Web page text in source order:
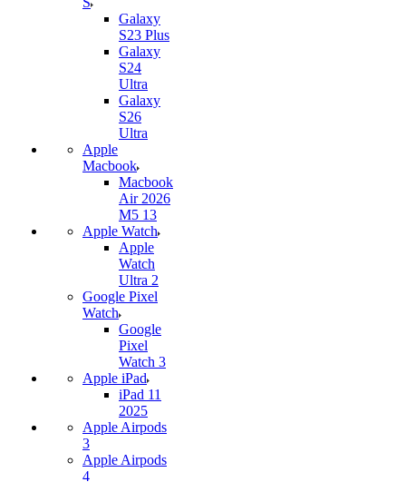
Galaxy
S23 Plus
Galaxy
S24
Ultra
Galaxy
S26
Ultra
Apple
Macbook
Macbook
Air 2026
M5 13
Apple Watch
Apple
Watch
Ultra 2
Google Pixel
Watch
Google
Pixel
Watch 3
Apple iPad
iPad 11
2025
Apple Airpods
3
Apple Airpods
4